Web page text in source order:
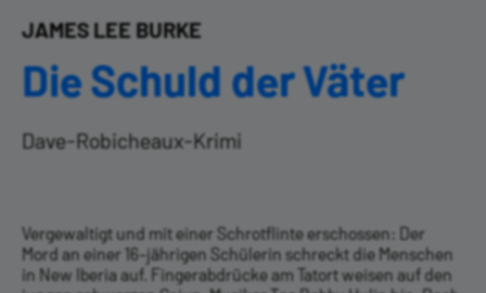
Die Schuld der Väter
Dave-Robicheaux-Krimi
JAMES LEE BURKE
Vergewaltigt und mit einer Schrotflinte erschossen: Der
Mord an einer 16-jährigen Schülerin schreckt die Menschen
in New Iberia auf. Fingerabdrücke am Tatort weisen auf den